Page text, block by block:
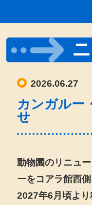
2026.06.27
カンガルー
せ
動物園のリニュ
ーをコアラ館西
2027年6月頃よ